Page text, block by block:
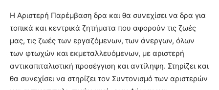
Η Αριστερή Παρέμβαση δρα και θα συνεχίσει να δρα για
τοπικά και κεντρικά ζητήματα που αφορούν τις ζωές
μας, τις ζωές των εργαζόμενων, των άνεργων, όλων
των φτωχών και εκμεταλλευόμενων, με αριστερή
αντικαπιταλιστική προσέγγιση και αντίληψη. Στηρίζει και
θα συνεχίσει να στηρίζει τον Συντονισμό των αριστερών